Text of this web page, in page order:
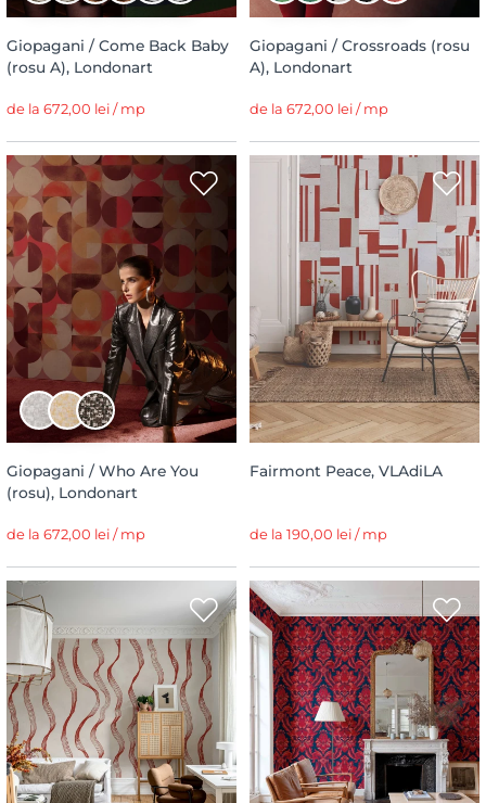
Giopagani / Come Back Baby
(rosu A), Londonart
de la 672,00 lei / mp
Giopagani / Crossroads (rosu
A), Londonart
de la 672,00 lei / mp
Giopagani / Who Are You
(rosu), Londonart
de la 672,00 lei / mp
Fairmont Peace, VLAdiLA
de la 190,00 lei / mp